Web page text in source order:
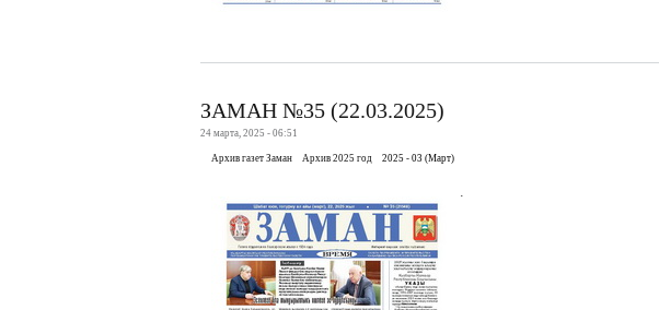
ЗАМАН №35 (22.03.2025)
24 марта, 2025 - 06:51
Архив газет Заман Архив 2025 год 2025 - 03 (Март)
.